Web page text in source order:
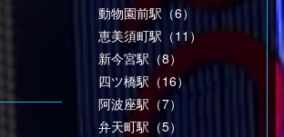
動物園前駅（6）
恵美須町駅（11）
新今宮駅（8）
四ツ橋駅（16）
阿波座駅（7）
弁天町駅（5）